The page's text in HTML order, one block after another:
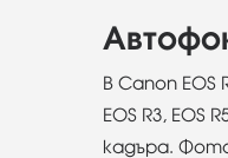
В Canon
EOS R3,
кадъра.